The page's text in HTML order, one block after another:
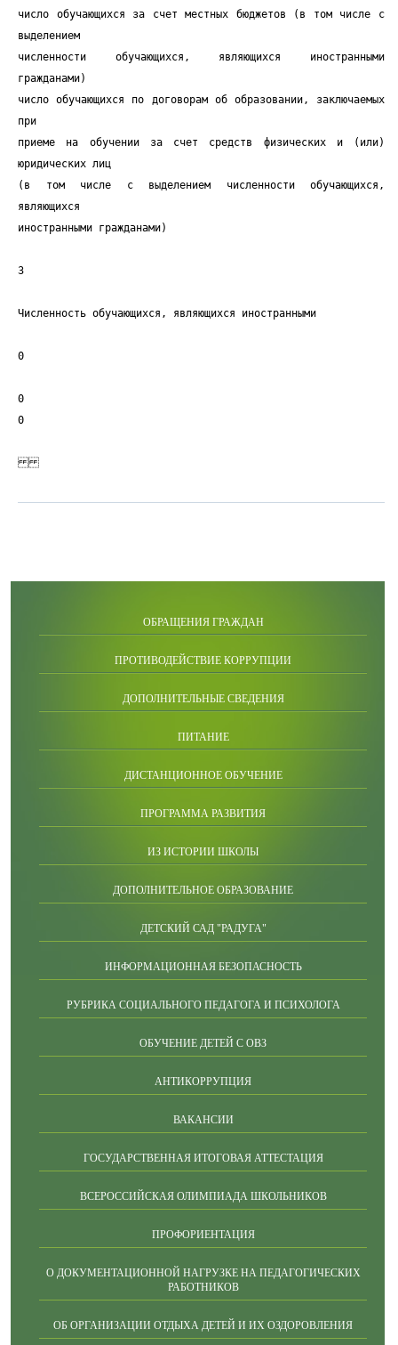
число обучающихся за счет местных бюджетов (в том числе с
выделением
численности обучающихся, являющихся иностранными
гражданами)
число обучающихся по договорам об образовании, заключаемых
при
приеме на обучении за счет средств физических и (или)
юридических лиц
(в том числе с выделением численности обучающихся,
являющихся
иностранными гражданами)
3
Численность обучающихся, являющихся иностранными
0
0
0
ОБРАЩЕНИЯ ГРАЖДАН
ПРОТИВОДЕЙСТВИЕ КОРРУПЦИИ
ДОПОЛНИТЕЛЬНЫЕ СВЕДЕНИЯ
ПИТАНИЕ
ДИСТАНЦИОННОЕ ОБУЧЕНИЕ
ПРОГРАММА РАЗВИТИЯ
ИЗ ИСТОРИИ ШКОЛЫ
ДОПОЛНИТЕЛЬНОЕ ОБРАЗОВАНИЕ
ДЕТСКИЙ САД "РАДУГА"
ИНФОРМАЦИОННАЯ БЕЗОПАСНОСТЬ
РУБРИКА СОЦИАЛЬНОГО ПЕДАГОГА И ПСИХОЛОГА
ОБУЧЕНИЕ ДЕТЕЙ С ОВЗ
АНТИКОРРУПЦИЯ
ВАКАНСИИ
ГОСУДАРСТВЕННАЯ ИТОГОВАЯ АТТЕСТАЦИЯ
ВСЕРОССИЙСКАЯ ОЛИМПИАДА ШКОЛЬНИКОВ
ПРОФОРИЕНТАЦИЯ
О ДОКУМЕНТАЦИОННОЙ НАГРУЗКЕ НА ПЕДАГОГИЧЕСКИХ
РАБОТНИКОВ
ОБ ОРГАНИЗАЦИИ ОТДЫХА ДЕТЕЙ И ИХ ОЗДОРОВЛЕНИЯ